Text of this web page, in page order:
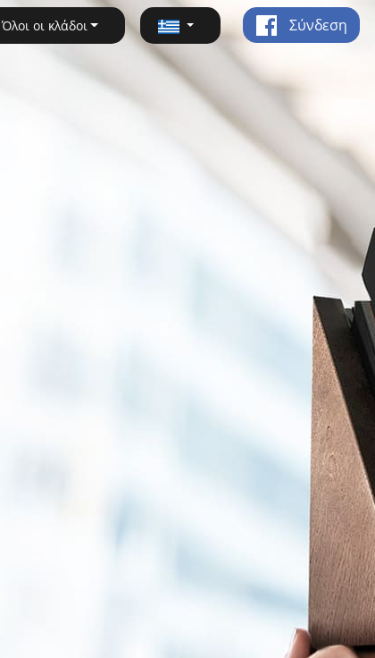
Όλοι οι κλάδοι Σύνδεση